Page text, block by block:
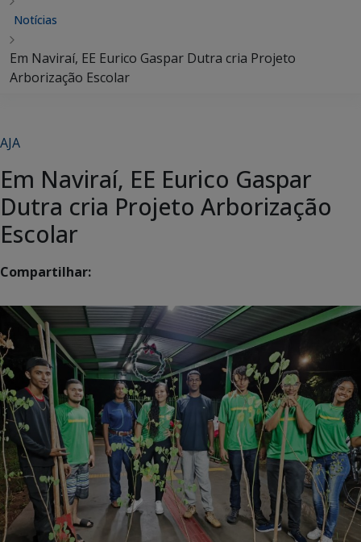
Notícias
Em Naviraí, EE Eurico Gaspar Dutra cria Projeto
Arborização Escolar
AJA
Em Naviraí, EE Eurico Gaspar
Dutra cria Projeto Arborização
Escolar
Compartilhar: